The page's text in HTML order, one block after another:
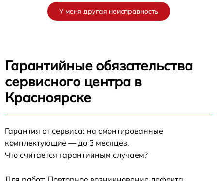
У меня другая неисправность
Гарантийные обязательства
сервисного центра в
Красноярске
Гарантия от сервиса: на смонтированные
комплектующие — до 3 месяцев.
Что считается гарантийным случаем?